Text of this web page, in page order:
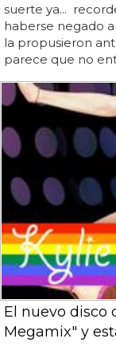
suerte ya...
haberse negado
la propusieron
parece que no
El nuevo disco
Megamix" y